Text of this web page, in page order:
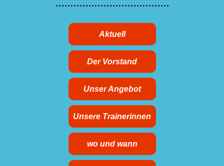
Aktuell
Der Vorstand
Unser Angebot
Unsere Trainerinnen
wo und wann